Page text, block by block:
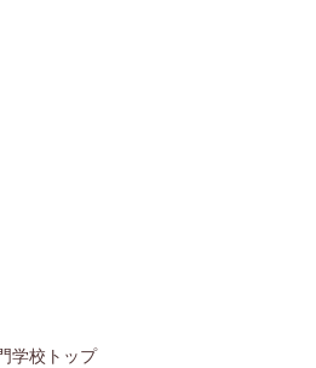
学校トップ